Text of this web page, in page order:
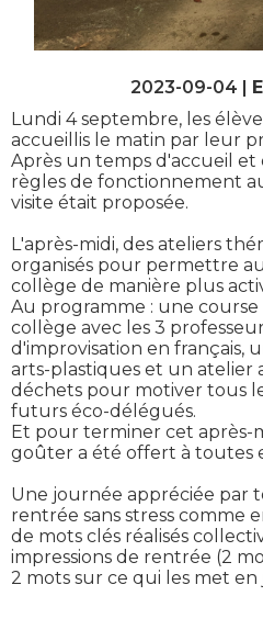
2023-09-04 |
Lundi 4 septembre, les
accueillis le matin par leur
Après un temps d'accueil et
règles de fonctionnement
visite était proposée.
L'après-midi, des ateliers
organisés pour permettre
collège de manière plus
Au programme : une
collège avec les 3
d'improvisation en français,
arts-plastiques et un atelier
déchets pour motiver tous
futurs éco-délégués.
Et pour terminer cet après-
goûter a été offert à toutes
Une journée appréciée par
rentrée sans stress comme
de mots clés réalisés
impressions de rentrée (2
2 mots sur ce qui les met en